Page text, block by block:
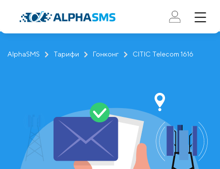
AlphaSMS Тарифи Гонконг CITIC Telecom 1616